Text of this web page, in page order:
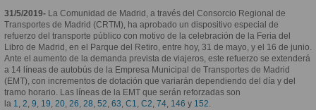
31/5/2019- La Comunidad de Madrid, a través del Consorcio Regional de
Transportes de Madrid (CRTM), ha aprobado un dispositivo especial de
refuerzo del transporte público con motivo de la celebración de la Feria del
Libro de Madrid, en el Parque del Retiro, entre hoy, 31 de mayo, y el 16 de junio.
Ante el aumento de la demanda prevista de viajeros, este refuerzo se extenderá
a 14 líneas de autobús de la Empresa Municipal de Transportes de Madrid
(EMT), con incrementos de dotación que variarán dependiendo del día y del
tramo horario. Las líneas de la EMT que serán reforzadas son
la 1, 2, 9, 19, 20, 26, 28, 52, 63, C1, C2, 74, 146 y 152.